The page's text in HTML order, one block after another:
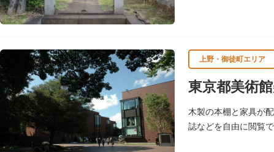
上野・御徒町エリア
東京都美術
木製の本棚と家具が
誌などを自由に閲覧